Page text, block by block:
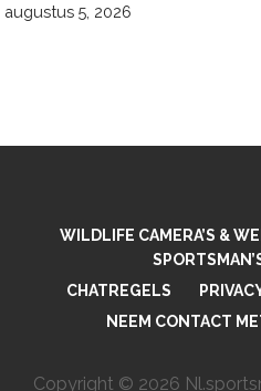
augustus 5, 2026
WILDLIFE CAMERA’S &
CHATREGELS
NEEM CONTACT
Copyright © 2026